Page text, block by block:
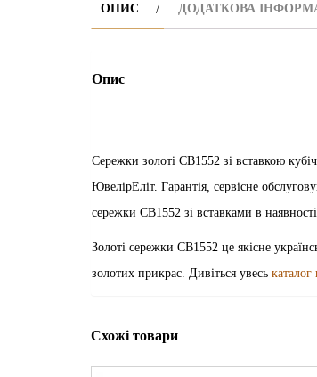
ОПИС ДОДАТКОВА
Опис
Сережки золоті СВ1552 зі вставкою
ЮвелірЕліт. Гарантія, сервісне
сережки СВ1552 зі вставками в
Золоті сережки СВ1552 це якісне
золотих прикрас. Дивіться увесь каталог
Схожі товари